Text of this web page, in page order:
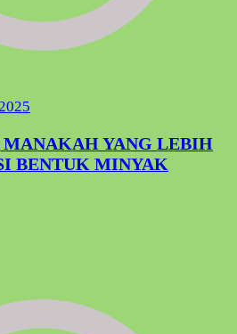
MANAKAH YANG LEBIH
BENTUK MINYAK